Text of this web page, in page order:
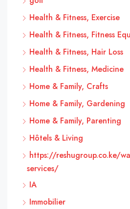
Health & Fitness, Exercise
Health & Fitness, Fitness
Health & Fitness, Hair Loss
Health & Fitness, Medicine
Home & Family, Crafts
Home & Family, Gardening
Home & Family, Parenting
Hôtels & Living
https://reshugroup.co.ke/
services/
IA
Immobilier